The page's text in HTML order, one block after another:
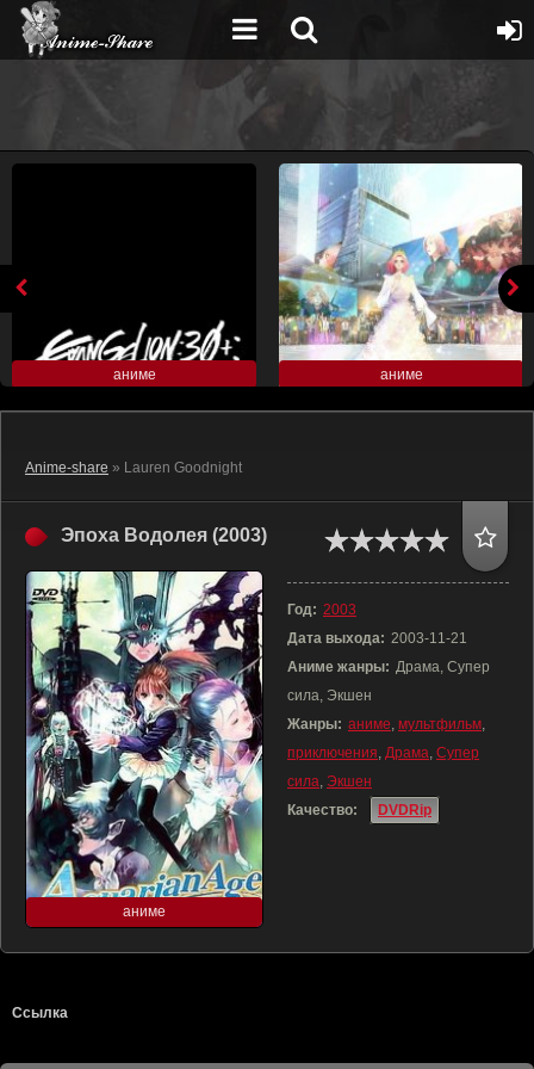
аниме аниме
Anime-share » Lauren Goodnight
Эпоха Водолея (2003)
аниме
Год: 2003
Дата выхода: 2003-11-21
Аниме жанры: Драма, Супер
сила, Экшен
Жанры: аниме, мультфильм,
приключения, Драма, Супер
сила, Экшен
Качество:
DVDRip
Ссылка